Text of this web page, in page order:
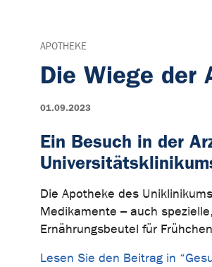
APOTHEKE
Die Wiege der
01.09.2023
Ein Besuch in der
Die Apotheke des
Medikamente – auch
Ernährungsbeutel für
Lesen Sie den Beitrag in